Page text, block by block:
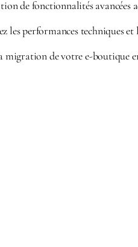
de fonctionnalités avancées
les performances techniques
migration de votre e-boutique